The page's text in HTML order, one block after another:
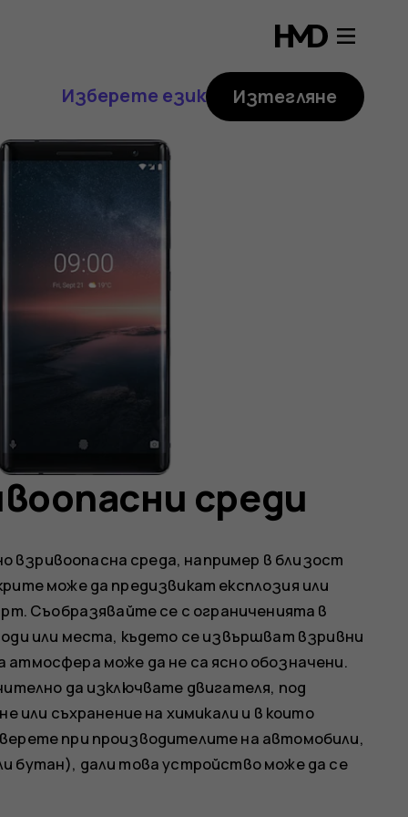
Изберете език Изтегляне
среди
среда, например в близост
може да предизвикат експлозия или
Съобразявайте се с ограниченията в
или места, където се извършват взривни
може да не са ясно обозначени.
да изключвате двигателя, под
или съхранение на химикали и в които
при производителите на автомобили,
бутан), дали това устройство може да се